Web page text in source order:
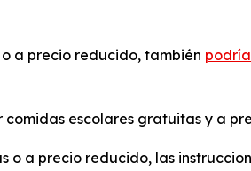
a precio reducido, también
escolares gratuitas y a
o a precio reducido, las